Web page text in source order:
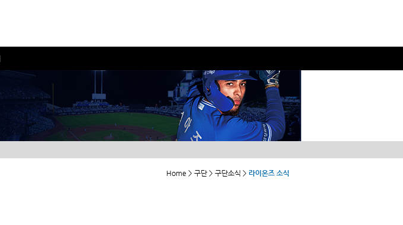
Home > 구단 > 구단소식 > 라이온즈 소식